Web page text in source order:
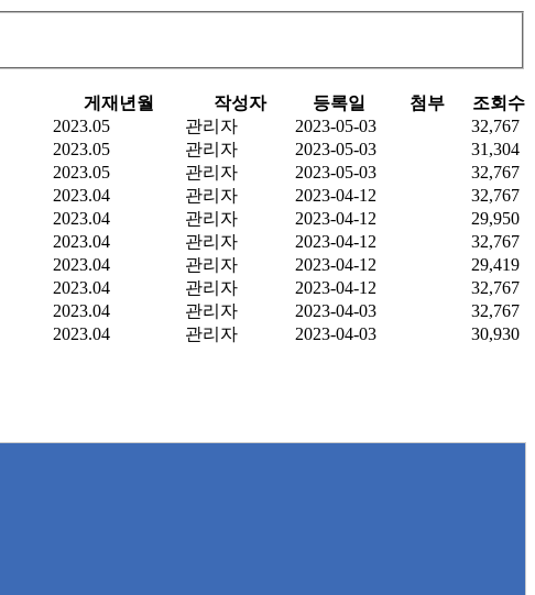
게재년월 작성자 등록일 첨부
조회수
2023.05 관리자 2023-05-03
32,767
2023.05 관리자 2023-05-03
31,304
2023.05 관리자 2023-05-03
32,767
2023.04 관리자 2023-04-12
32,767
2023.04 관리자 2023-04-12
29,950
2023.04 관리자 2023-04-12
32,767
2023.04 관리자 2023-04-12
29,419
2023.04 관리자 2023-04-12
32,767
2023.04 관리자 2023-04-03
32,767
2023.04 관리자 2023-04-03 30,930